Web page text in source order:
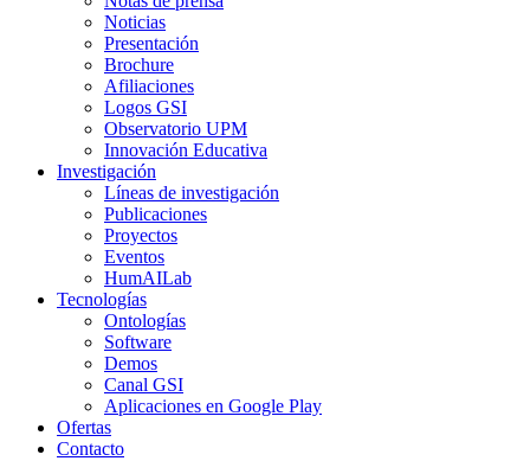
Noticias
Presentación
Brochure
Afiliaciones
Logos GSI
Observatorio UPM
Innovación Educativa
Investigación
Líneas de investigación
Publicaciones
Proyectos
Eventos
HumAILab
Tecnologías
Ontologías
Software
Demos
Canal GSI
Aplicaciones en Google Play
Ofertas
Contacto